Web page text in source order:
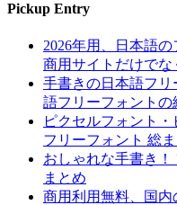
Pickup Entry
2026年用、日本語
商用サイトだけで
手書きの日本語フ
語フリーフォントの
ピクセルフォント
フリーフォント 総
おしゃれな手書き
まとめ
商用利用無料、国